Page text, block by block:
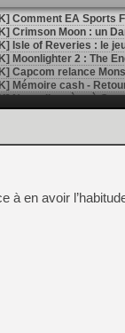
Comment EA Sports
Crimson Moon : un
Isle of Reveries : le
Moonlighter 2 : The
Capcom relance
Deux inédits du
Le beat'em up The
Endless Legend 2 :
[PS5] Le WebKit
Oubliez Crazy Taxi,
[Switch] NSZ 5.0.0
à en avoir